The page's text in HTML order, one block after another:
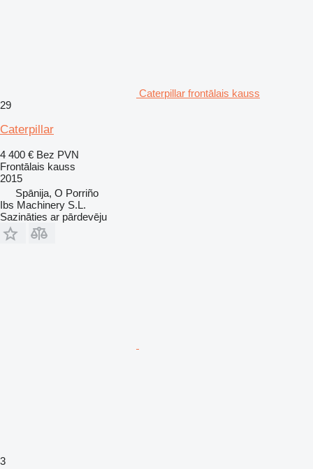
Caterpillar frontālais kauss
29
Caterpillar
4 400 € Bez PVN
Frontālais kauss
2015
Spānija, O Porriño
Ibs Machinery S.L.
Sazināties ar pārdevēju
3